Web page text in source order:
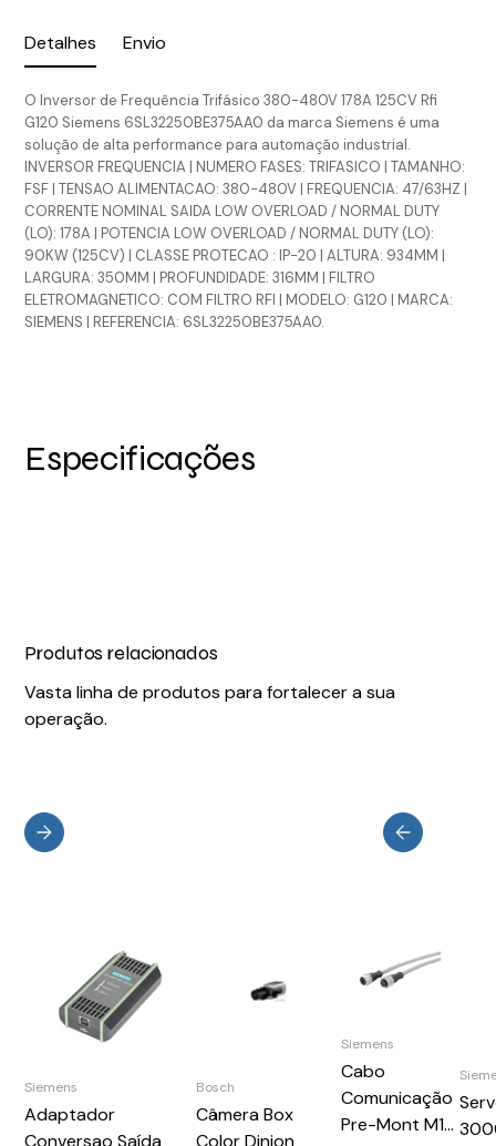
Detalhes Envio
O Inversor de Frequência Trifásico 380-480V 178A 125CV Rfi
G120 Siemens 6SL32250BE375AA0 da marca Siemens é uma
solução de alta performance para automação industrial.
INVERSOR FREQUENCIA | NUMERO FASES: TRIFASICO | TAMANHO:
FSF | TENSAO ALIMENTACAO: 380-480V | FREQUENCIA: 47/63HZ |
CORRENTE NOMINAL SAIDA LOW OVERLOAD / NORMAL DUTY
(LO): 178A | POTENCIA LOW OVERLOAD / NORMAL DUTY (LO):
90KW (125CV) | CLASSE PROTECAO : IP-20 | ALTURA: 934MM |
LARGURA: 350MM | PROFUNDIDADE: 316MM | FILTRO
ELETROMAGNETICO: COM FILTRO RFI | MODELO: G120 | MARCA:
SIEMENS | REFERENCIA: 6SL32250BE375AA0.
Especificações
Produtos relacionados
Vasta linha de produtos para fortalecer a sua
operação.
Siemens
Adaptador
Conversao Saída
Bosch
Câmera Box
Color Dinion
Siemens
Cabo
Comunicação
Pre-Mont M12